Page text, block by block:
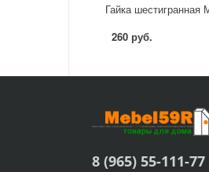
260 руб.
8 (965) 55-111-77